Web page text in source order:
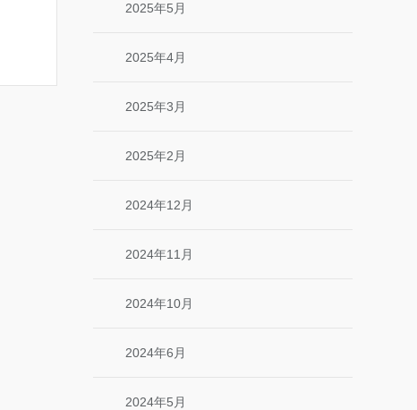
2025年5月
2025年4月
2025年3月
2025年2月
2024年12月
2024年11月
2024年10月
2024年6月
2024年5月